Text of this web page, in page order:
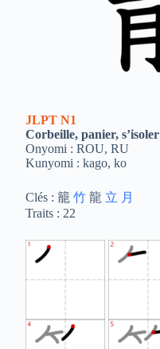
JLPT N1
Corbeille, panier, s’isoler
Onyomi : ROU, RU
Kunyomi : kago, ko
Clés : 籠竹 龍 立 月
Traits : 22